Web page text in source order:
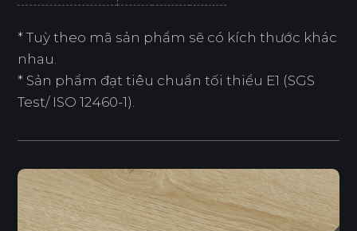
* Tuỳ theo mã sản phẩm sẽ có kích thước khác
nhau.
* Sản phẩm đạt tiêu chuẩn tối thiểu E1 (SGS
Test/ ISO 12460-1).